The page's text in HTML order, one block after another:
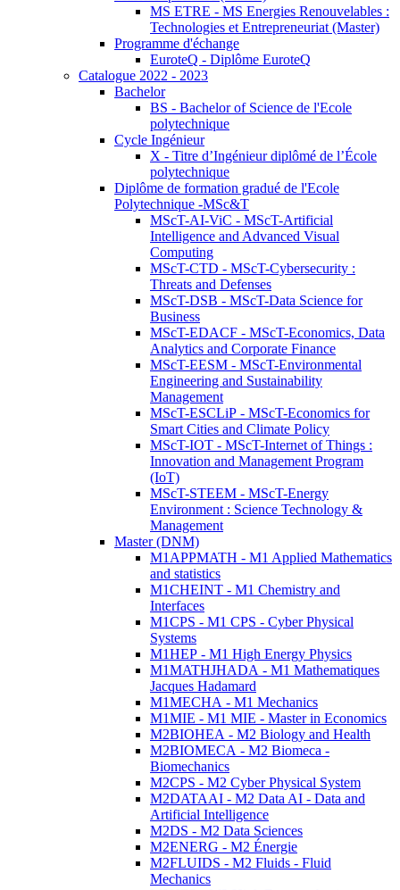
MS ETRE - MS Energies Renouvelables :
Technologies et Entrepreneuriat (Master)
Programme d'échange
EuroteQ - Diplôme EuroteQ
Catalogue 2022 - 2023
Bachelor
BS - Bachelor of Science de l'Ecole
polytechnique
Cycle Ingénieur
X - Titre d’Ingénieur diplômé de l’École
polytechnique
Diplôme de formation gradué de l'Ecole
Polytechnique -MSc&T
MScT-AI-ViC - MScT-Artificial
Intelligence and Advanced Visual
Computing
MScT-CTD - MScT-Cybersecurity :
Threats and Defenses
MScT-DSB - MScT-Data Science for
Business
MScT-EDACF - MScT-Economics, Data
Analytics and Corporate Finance
MScT-EESM - MScT-Environmental
Engineering and Sustainability
Management
MScT-ESCLiP - MScT-Economics for
Smart Cities and Climate Policy
MScT-IOT - MScT-Internet of Things :
Innovation and Management Program
(IoT)
MScT-STEEM - MScT-Energy
Environment : Science Technology &
Management
Master (DNM)
M1APPMATH - M1 Applied Mathematics
and statistics
M1CHEINT - M1 Chemistry and
Interfaces
M1CPS - M1 CPS - Cyber Physical
Systems
M1HEP - M1 High Energy Physics
M1MATHJHADA - M1 Mathematiques
Jacques Hadamard
M1MECHA - M1 Mechanics
M1MIE - M1 MIE - Master in Economics
M2BIOHEA - M2 Biology and Health
M2BIOMECA - M2 Biomeca -
Biomechanics
M2CPS - M2 Cyber Physical System
M2DATAAI - M2 Data AI - Data and
Artificial Intelligence
M2DS - M2 Data Sciences
M2ENERG - M2 Énergie
M2FLUIDS - M2 Fluids - Fluid
Mechanics